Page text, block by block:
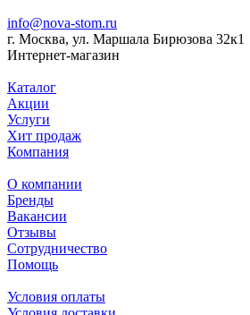
info@nova-stom.ru
г. Москва, ул. Маршала Бирюзова 32к1
Интернет-магазин
Каталог
Акции
Услуги
Хит продаж
Компания
О компании
Бренды
Вакансии
Отзывы
Сотрудничество
Помощь
Условия оплаты